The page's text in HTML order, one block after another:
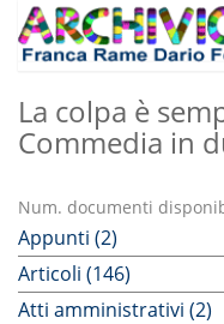
La colpa è
Commedia in
Num. documenti
Appunti (2)
Articoli (146)
Atti amministrativi (2)